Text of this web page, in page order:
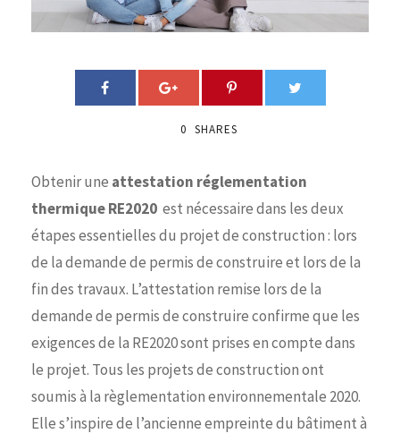
0 SHARES
Obtenir une attestation réglementation
thermique RE2020 est nécessaire dans les deux
étapes essentielles du projet de construction : lors
de la demande de permis de construire et lors de la
fin des travaux. L’attestation remise lors de la
demande de permis de construire confirme que les
exigences de la RE2020 sont prises en compte dans
le projet. Tous les projets de construction ont
soumis à la règlementation environnementale 2020.
Elle s’inspire de l’ancienne empreinte du bâtiment à